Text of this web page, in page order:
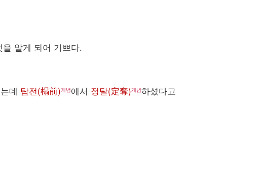
알게 되어 기쁘다.
데 탑전(榻前)개념에서 정탈(定奪)개념하셨다고